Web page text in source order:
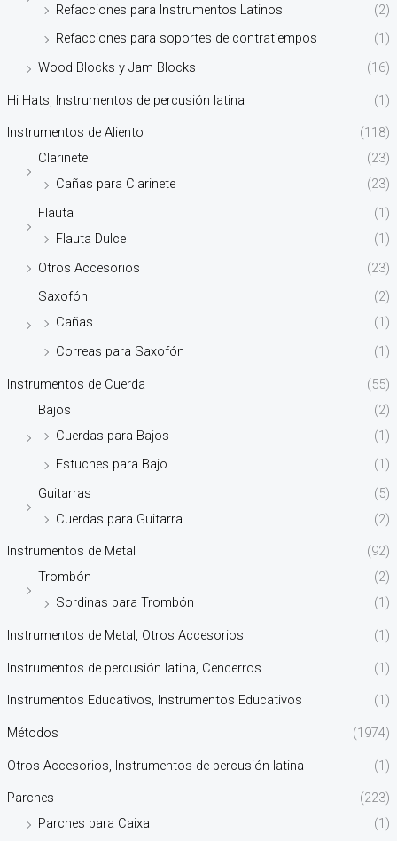
Refacciones para Instrumentos Latinos
(2)
Refacciones para soportes de contratiempos
(1)
Wood Blocks y Jam Blocks
(16)
Hi Hats, Instrumentos de percusión latina (1)
Instrumentos de Aliento
(118)
Clarinete
(23)
Cañas para Clarinete
(23)
Flauta
(1)
Flauta Dulce
(1)
Otros Accesorios
(23)
Saxofón
(2)
Cañas
(1)
Correas para Saxofón
(1)
Instrumentos de Cuerda
(55)
Bajos
(2)
Cuerdas para Bajos
(1)
Estuches para Bajo
(1)
Guitarras
(5)
Cuerdas para Guitarra
(2)
Instrumentos de Metal
(92)
Trombón
(2)
Sordinas para Trombón
(1)
Instrumentos de Metal, Otros Accesorios (1)
Instrumentos de percusión latina, Cencerros (1)
Instrumentos Educativos, Instrumentos Educativos (1)
Métodos (1974)
Otros Accesorios, Instrumentos de percusión latina (1)
Parches
(223)
Parches para Caixa
(1)